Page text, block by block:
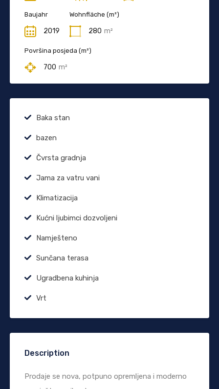
Baujahr
2019
Wohnfläche (m²)
280 m²
Površina posjeda (m²)
700 m²
Baka stan
bazen
Čvrsta gradnja
Jama za vatru vani
Klimatizacija
Kućni ljubimci dozvoljeni
Namješteno
Sunčana terasa
Ugradbena kuhinja
Vrt
Description
Prodaje se nova, potpuno opremljena i moderno